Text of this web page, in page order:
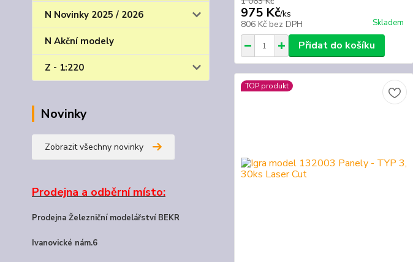
N Novinky 2025 / 2026
N Akční modely
Z - 1:220
Novinky
Zobrazit všechny novinky
Prodejna a odběrní místo:
Prodejna Železniční modelářství BEKR
Ivanovické nám.6
975 Kč/ks
806 Kč bez DPH Skladem
Přidat do košíku
TOP produkt